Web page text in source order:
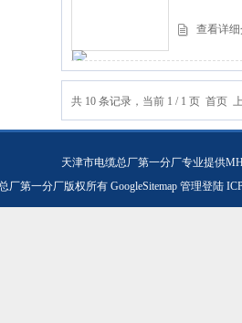
查看详
共 10 条记录，当前 1 / 1 页 首页
天津市电缆总厂第一分厂专业提供
厂第一分厂版权所有 GoogleSitemap 管理登陆